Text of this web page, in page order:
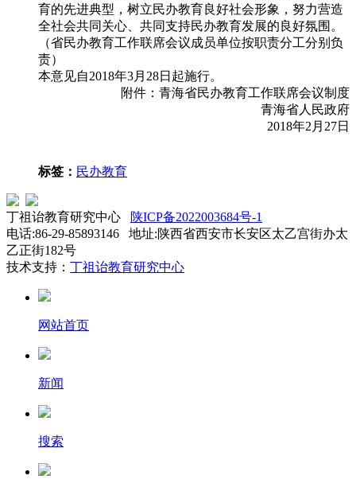
育的先进典型，树立民办教育良好社会形象，努力营造
全社会共同关心、共同支持民办教育发展的良好氛围。
（省民办教育工作联席会议成员单位按职责分工分别负
责）
本意见自2018年3月28日起施行。
附件：青海省民办教育工作联席会议制度
青海省人民政府
2018年2月27日
标签： 民办教育
丁祖诒教育研究中心
陕ICP备2022003684号-1
电话:86-29-85893146 地址:陕西省西安市长安区太乙宫街办太
乙正街182号
技术支持： 丁祖诒教育研究中心
网站首页
新闻
搜索